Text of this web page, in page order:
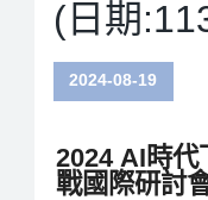
(日期
2024-08-19
2024 AI 時
戰國際研討